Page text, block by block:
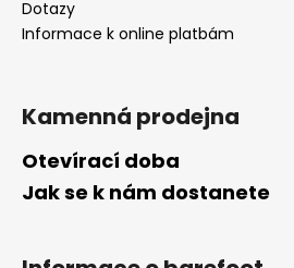
Dotazy
Informace k online platbám
Kamenná prodejna
Otevírací doba
Jak se k nám dostanete